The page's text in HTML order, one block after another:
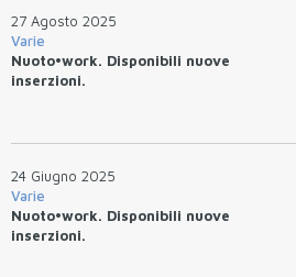
27 Agosto 2025
Varie
Nuoto•work. Disponibili nuove
inserzioni.
24 Giugno 2025
Varie
Nuoto•work. Disponibili nuove
inserzioni.